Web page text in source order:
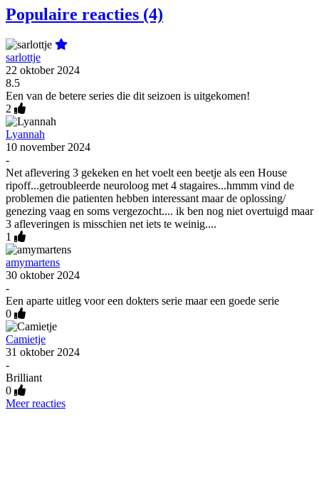
Populaire reacties (4)
sarlottje
22 oktober 2024
8.5
Een van de betere series die dit seizoen is uitgekomen!
2
Lyannah
10 november 2024
-
Net aflevering 3 gekeken en het voelt een beetje als een House
ripoff...getroubleerde neuroloog met 4 stagaires...hmmm vind de
problemen die patienten hebben interessant maar de oplossing/
genezing vaag en soms vergezocht.... ik ben nog niet overtuigd maar
3 afleveringen is misschien net iets te weinig....
1
amymartens
30 oktober 2024
-
Een aparte uitleg voor een dokters serie maar een goede serie
0
Camietje
31 oktober 2024
-
Brilliant
0
Meer reacties